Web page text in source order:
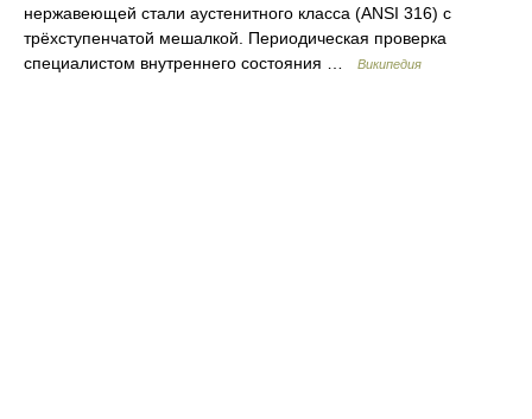
нержавеющей стали аустенитного класса (ANSI 316) с
трёхступенчатой мешалкой. Периодическая проверка
специалистом внутреннего состояния …
Википедия